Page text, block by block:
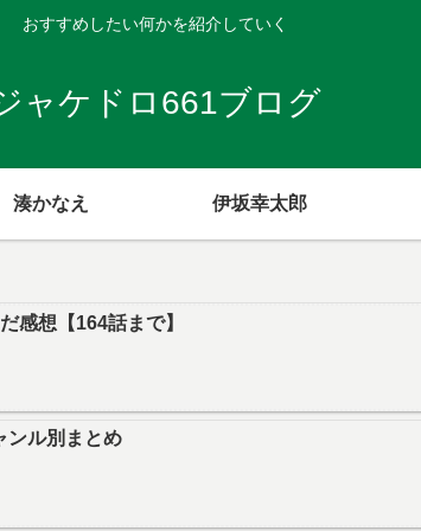
おすすめしたい何かを紹介していく
ャケドロ661ブログ
湊かなえ 伊坂幸太郎
感想【164話まで】
ンル別まとめ